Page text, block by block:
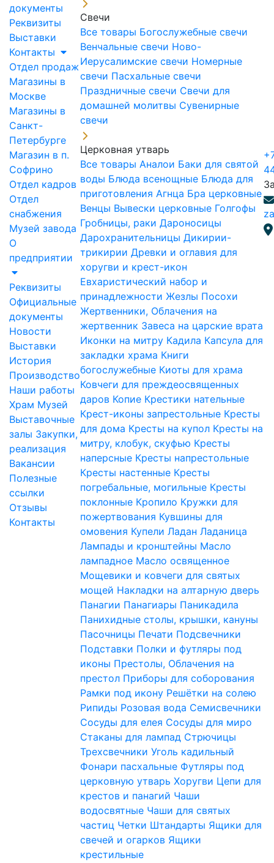
документы
Реквизиты
Выставки
Контакты
Отдел продаж
Магазины в
Москве
Магазины в
Санкт-
Петербурге
Магазин в п.
Софрино
Отдел кадров
Отдел
снабжения
Музей завода
О
предприятии
Реквизиты
Официальные
документы
Новости
Выставки
История
Производство
Наши работы
Храм Музей
Выставочные
залы Закупки,
реализация
Вакансии
Полезные
ссылки
Отзывы
Контакты
Свечи
Все товары Богослужебные свечи
Венчальные свечи Ново-
Иерусалимские свечи Номерные
свечи Пасхальные свечи
Праздничные свечи Свечи для
домашней молитвы Сувенирные
свечи
Церковная утварь
Все товары Аналои Баки для святой
воды Блюда всенощные Блюда для
приготовления Агнца Бра церковные
Венцы Вывески церковные Голгофы
Гробницы, раки Дароносицы
Дарохранительницы Дикирии-
трикирии Древки и оглавия для
хоругви и крест-икон
Евхаристический набор и
принадлежности Жезлы Посохи
Жертвенники, Облачения на
жертвенник Завеса на царские врата
Иконки на митру Кадила Капсула для
закладки храма Книги
богослужебные Киоты для храма
Ковчеги для преждеосвященных
даров Копие Крестики нательные
Крест-иконы запрестольные Кресты
для дома Кресты на купол Кресты на
митру, клобук, скуфью Кресты
наперсные Кресты напрестольные
Кресты настенные Кресты
погребальные, могильные Кресты
поклонные Кропило Кружки для
пожертвования Кувшины для
омовения Купели Ладан Ладаница
Лампады и кронштейны Масло
лампадное Масло освященное
Мощевики и ковчеги для святых
мощей Накладки на алтарную дверь
Панагии Панагиары Паникадила
Панихидные столы, крышки, кануны
Пасочницы Печати Подсвечники
Подставки Полки и футляры под
иконы Престолы, Облачения на
престол Приборы для соборования
Рамки под икону Решётки на солею
Рипиды Розовая вода Семисвечники
Сосуды для елея Сосуды для миро
Стаканы для лампад Стрючицы
Трехсвечники Уголь кадильный
Фонари пасхальные Футляры под
церковную утварь Хоругви Цепи для
крестов и панагий Чаши
водосвятные Чаши для святых
частиц Четки Штандарты Ящики для
свечей и огарков Ящики
крестильные